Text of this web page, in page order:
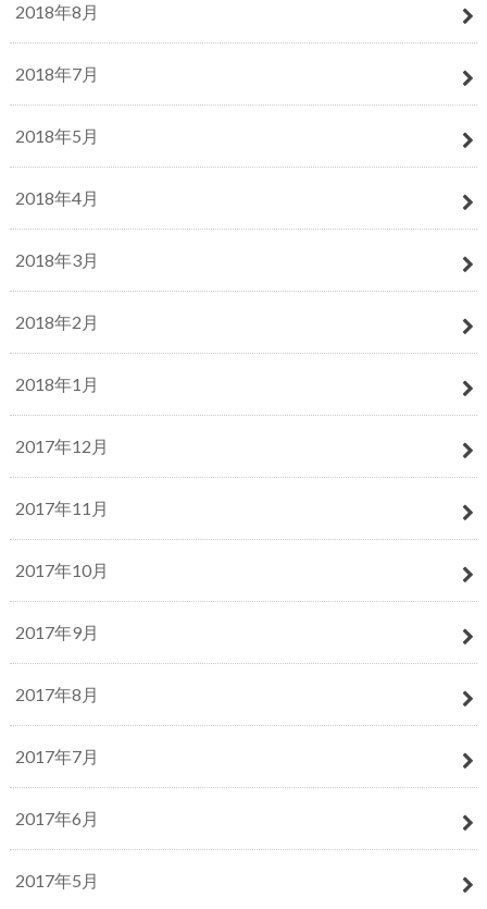
2018年8月
2018年7月
2018年5月
2018年4月
2018年3月
2018年2月
2018年1月
2017年12月
2017年11月
2017年10月
2017年9月
2017年8月
2017年7月
2017年6月
2017年5月